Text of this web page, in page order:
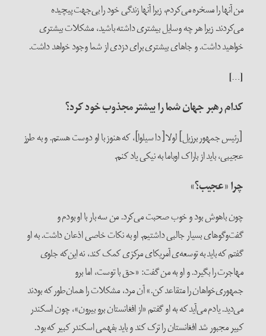
من آنها را مسخره می‌کردم، زیرا آنها زندگی خود را بی‌جهت پیچیده
می‌کردند. زیرا هر چه وسایل بیشتری داشته باشید، مشکلات بیشتری
خواهید داشت. و جاهای بیشتری برای دزدی از شما وجود خواهد داشت.
[…]
کدام رهبر جهان شما را بیشتر مجذوب خود کرد؟
[رئیس جمهور برزیل] لولا [دا سیلوا]، که هنوز با او دوست هستم. و به طرز
عجیبی، باید از باراک اوباما به نیکی یاد کنم.
چرا «عجیب؟»
چون باهوش بود و خوب صحبت می‌کرد. من سه بار با او بودم و
گفت‌وگوهای بسیار جالبی داشتیم. او به نکات خاصی اذعان داشت. به او
گفتم که باید به توسعه‌ی آمریکای مرکزی کمک کند، نه این‌که جلوی
مهاجرت را بگیرد. و او به من گفت: «حق با توست، اما برو
جمهوری‌خواهان را متقاعد کن.» آن مرد، مشکلات را همان‌طور که بودند
می‌دید. یادم می‌آید که به او گفتم «از افغانستان برو بیرون»، چون اسکندر
کبیر مجبور شد افغانستان را ترک کند و باید بفهمی اسکندر کبیر که بود.